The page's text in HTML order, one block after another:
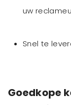
uw
Snel te
Goedkope